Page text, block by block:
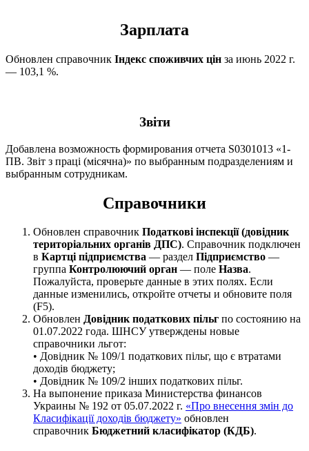
Зарплата
Обновлен справочник Індекс споживчих цін за июнь 2022 г.
— 103,1 %.
Звіти
Добавлена возможность формирования отчета S0301013 «1-
ПВ. Звіт з праці (місячна)» по выбранным подразделениям и
выбранным сотрудникам.
Справочники
Обновлен справочник Податкові інспекції (довідник
територіальних органів ДПС). Справочник подключен
в Картці підприємства — раздел Підприємство —
группа Контролюючий орган — поле Назва.
Пожалуйста, проверьте данные в этих полях. Если
данные изменились, откройте отчеты и обновите поля
(F5).
Обновлен Довідник податкових пільг по состоянию на
01.07.2022 года. ШНСУ утверждены новые
справочники льгот:
• Довідник № 109/1 податкових пільг, що є втратами
доходів бюджету;
• Довідник № 109/2 інших податкових пільг.
На выпонение приказа Министерства финансов
Украины № 192 от 05.07.2022 г. «Про внесення змін до
Класифікації доходів бюджету» обновлен
справочник Бюджетний класифікатор (КДБ).